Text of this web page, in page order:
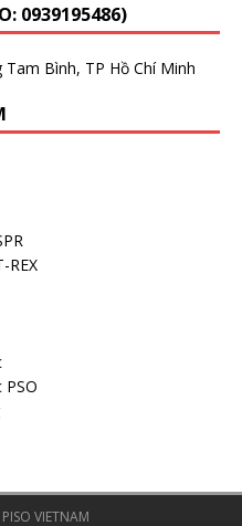
0939195486)
Bình, TP Hồ Chí Minh
REX
VIETNAM